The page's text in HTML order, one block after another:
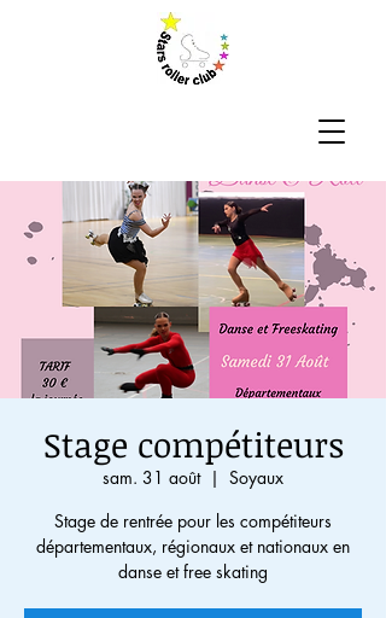
Stage compétiteurs
sam. 31 août
  |
Soyaux
Stage de rentrée pour les compétiteurs
départementaux, régionaux et nationaux en
danse et free skating